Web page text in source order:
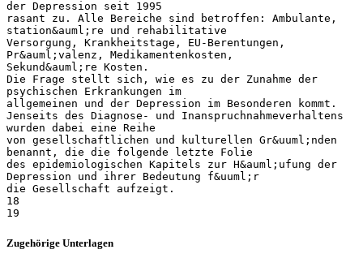
der Depression seit 1995
rasant zu. Alle Bereiche sind betroffen: Ambulante,
station&auml;re und rehabilitative
Versorgung, Krankheitstage, EU-Berentungen,
Pr&auml;valenz, Medikamentenkosten,
Sekund&auml;re Kosten.
Die Frage stellt sich, wie es zu der Zunahme der
psychischen Erkrankungen im
allgemeinen und der Depression im Besonderen kommt.
Jenseits des Diagnose- und Inanspruchnahmeverhaltens
wurden dabei eine Reihe
von gesellschaftlichen und kulturellen Gr&uuml;nden
benannt, die die folgende letzte Folie
des epidemiologischen Kapitels zur H&auml;ufung der
Depression und ihrer Bedeutung f&uuml;r
die Gesellschaft aufzeigt.
18
Zugehörige Unterlagen